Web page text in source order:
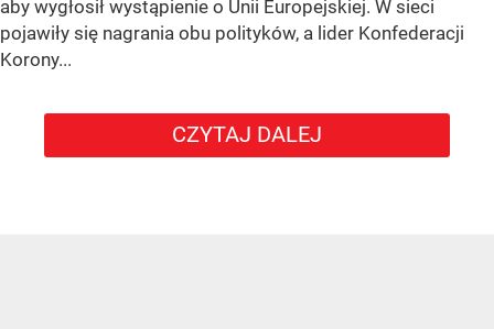
aby wygłosił wystąpienie o Unii Europejskiej. W sieci
pojawiły się nagrania obu polityków, a lider Konfederacji
Korony...
CZYTAJ DALEJ